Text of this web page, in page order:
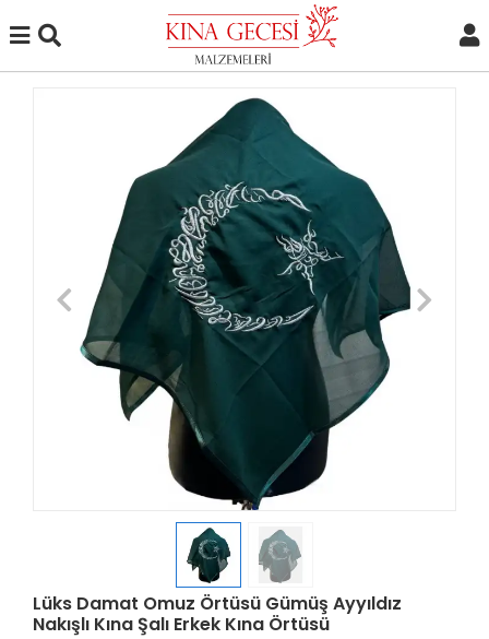
Lüks Damat Omuz Örtüsü Gümüş Ayyıldız
Nakışlı Kına Şalı Erkek Kına Örtüsü